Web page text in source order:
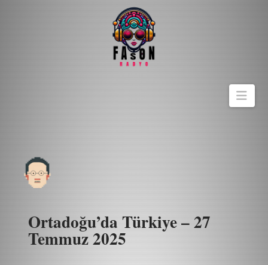
Ortadoğu’da Türkiye – 27
Temmuz 2025